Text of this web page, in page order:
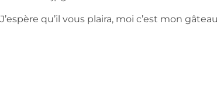
J’espère qu’il vous plaira, moi c’est mon